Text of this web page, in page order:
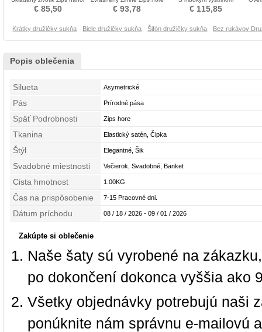
Družica obleko
€ 85,50
Skladaný živôtik Družičky
šaty
€ 93,78
Elegantné Družičky šaty
€ 115,85
Krátky družičky sukňa Biele družičky sukňa Šifón družičky sukňa Bez rukávov
Popis oblečenia
Silueta Asymetrické
Pás Prírodné pása
Späť Podrobnosti Zips hore
Tkanina Elastický satén, Čipka
Štýl Elegantné, Šik
Svadobné miestnosti Večierok, Svadobné, Banket
Cista hmotnost 1.00KG
Čas na prispôsobenie 7-15 Pracovné dni.
Dátum príchodu 08 / 18 / 2026 - 09 / 01 / 2026
Zakúpte si oblečenie
Naše šaty sú vyrobené na
po dokončení dokonca vyššia ako
Všetky objednávky potrebujú naši
ponúknite nám správnu e-mailovú